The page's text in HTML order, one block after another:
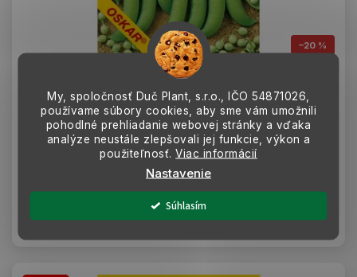
My, spoločnosť Duč Plant, s.r.o., IČO 54871026,
používame súbory cookies, aby sme vám umožnili
pohodlné prehliadanie webovej stránky a vďaka
analýze neustále zlepšovali jej funkcie, výkon a
použiteľnosť.Viac informácií
Nastavenie
Súhlasím
–20 %
Semená Hrach siaty skorý veľkozrnný Oskar 50g -
SEMO
MOMENTÁLNE NEDOSTUPNÉ
Detail
Hrach siaty dreňový Oskar je veľmi skorá odroda vhodná na
samozásobenie aj pre pestovateľov. Dorastá do 60–80cm, tvorí
približne 10cm dlhé...